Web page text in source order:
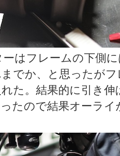
はフレームの下側
でか、と思ったが
た。結果的に引き
たので結果オーライ